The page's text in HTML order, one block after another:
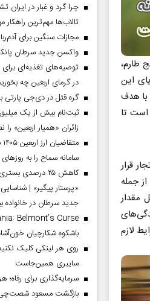
طارم،
این
با هدف
است تا
قرار
جمله
مقدار
لازم
چرا گرد و غبار در ایران
تالاب‌ها مهم‌ترین راهکار
مجازات سنگین برای
واکسن جدید سرطان
در گرمای اربعین چه
گره قتل در دی‌جی پارتی با ۵۰ قسم باز می‌شود
ثبت‌نام بیش از یک
زائران «همیار اربعین»
سامانه سماح را به
کاهش ۲۵ درصدی
جدید سرطان در خانواده
باشکوه شکارچیان
روی هر لینکی کلیک
سایبری همین‌جاست
سرمایه‌گذاری برای رفاه؛
بازگشت مسعود شصت‌چی